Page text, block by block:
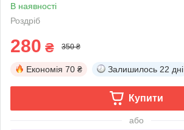
В наявності
Роздріб
280 ₴ 350 ₴
Економія 70 ₴ Залишилось 22 дні
Купити
або